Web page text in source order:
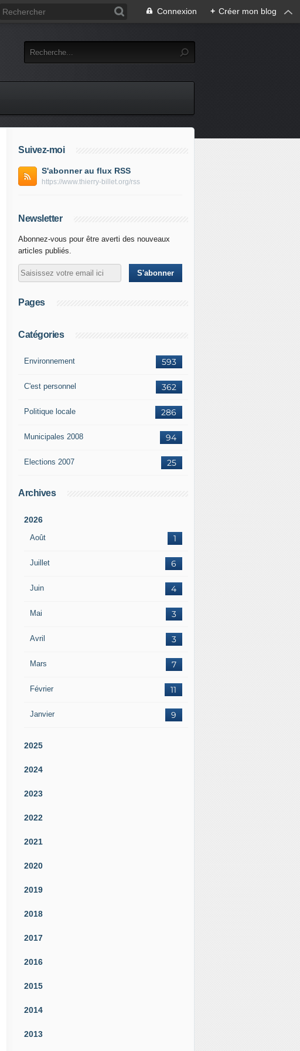
Connexion + Créer mon blog
Suivez-moi
S'abonner au flux RSS
https://www.thierry-billet.org/rss
Newsletter
Abonnez-vous pour être averti des nouveaux
articles publiés.
Pages
Catégories
593
Environnement
362
C'est personnel
286
Politique locale
94
Municipales 2008
25
Elections 2007
Archives
2026
Août 1
Juillet 6
Juin 4
Mai 3
Avril 3
Mars 7
Février 11
Janvier 9
2025
2024
2023
2022
2021
2020
2019
2018
2017
2016
2015
2014
2013